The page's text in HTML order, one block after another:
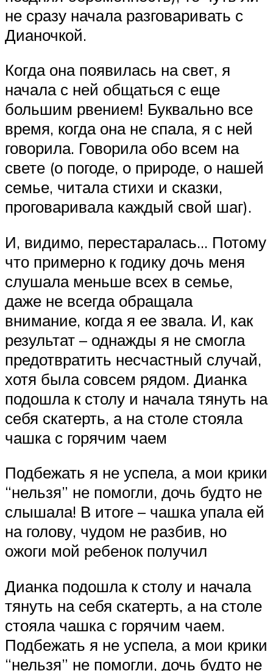
не сразу начала разговаривать с
Дианочкой.
Когда она появилась на свет, я
начала с ней общаться с еще
большим рвением! Буквально все
время, когда она не спала, я с ней
говорила. Говорила обо всем на
свете (о погоде, о природе, о нашей
семье, читала стихи и сказки,
проговаривала каждый свой шаг).
И, видимо, перестаралась… Потому
что примерно к годику дочь меня
слушала меньше всех в семье,
даже не всегда обращала
внимание, когда я ее звала. И, как
результат – однажды я не смогла
предотвратить несчастный случай,
хотя была совсем рядом. Дианка
подошла к столу и начала тянуть на
себя скатерть, а на столе стояла
чашка с горячим чаем
Подбежать я не успела, а мои крики
“нельзя” не помогли, дочь будто не
слышала! В итоге – чашка упала ей
на голову, чудом не разбив, но
ожоги мой ребенок получил
Дианка подошла к столу и начала
тянуть на себя скатерть, а на столе
стояла чашка с горячим чаем.
Подбежать я не успела, а мои крики
“нельзя” не помогли, дочь будто не